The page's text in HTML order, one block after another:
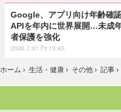
Google、アプリ向け年齢確
APIを年内に世界展開…未成
者保護を強化
2026.7.31 Fri 13:45
ホーム › 生活・健康 › その他 › 記事 ›